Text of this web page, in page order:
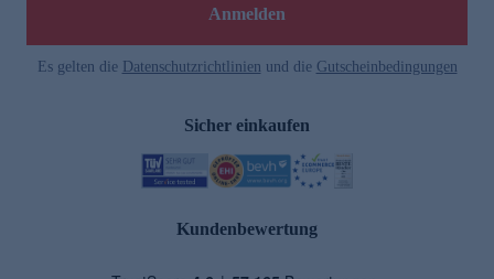
Anmelden
Es gelten die Datenschutzrichtlinien und die Gutscheinbedingungen
Sicher einkaufen
Kundenbewertung